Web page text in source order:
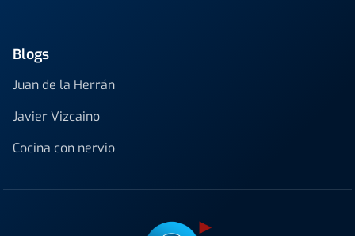
Blogs
Juan de la Herrán
Javier Vizcaino
Cocina con nervio